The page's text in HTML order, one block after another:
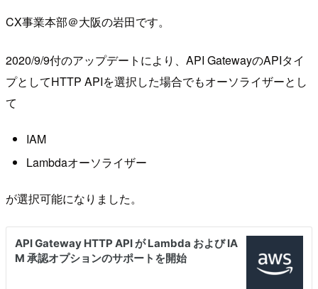
CX事業本部＠大阪の岩田です。
2020/9/9付のアップデートにより、API GatewayのAPIタイ
プとしてHTTP APIを選択した場合でもオーソライザーとし
て
IAM
Lambdaオーソライザー
が選択可能になりました。